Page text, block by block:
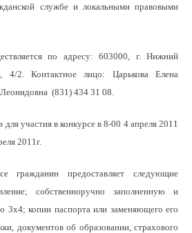
службе и локальными правовыми
по адресу: 603000, г. Нижний
4/2. Контактное лицо: Царькова Елена
(831) 434 31 08.
участия в конкурсе в 8-00 4 апреля 2011
2011г.
гражданин предоставляет следующие
собственноручно заполненную и
3х4; копии паспорта или заменяющего его
документов об образовании, страхового